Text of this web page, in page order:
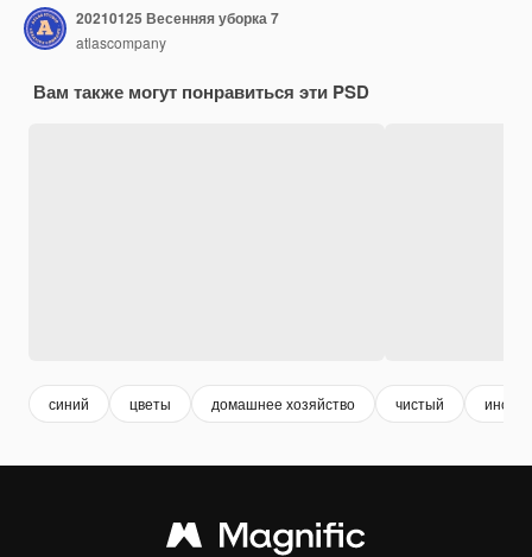
20210125 Весенняя уборка 7
atlascompany
Вам также могут понравиться эти PSD
синий цветы домашнее хозяйство чистый